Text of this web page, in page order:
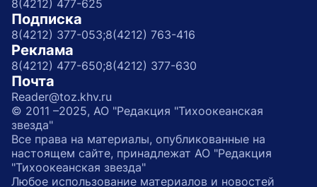
8(4212) 477-625
Подписка
8(4212) 377-053;8(4212) 763-416
Реклама
8(4212) 477-650;8(4212) 377-630
Почта
Reader@toz.khv.ru
© 2011 –2025, АО "Редакция "Тихоокеанская
звезда"
Все права на материалы, опубликованные на
настоящем сайте, принадлежат АО "Редакция
"Тихоокеанская звезда"
Любое использование материалов и новостей